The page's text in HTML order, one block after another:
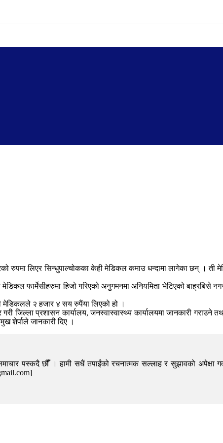
रुपमा लिएर सिन्धुपाल्चोकका केही मेडिकल कमाउ धन्दामा लागेका छन् ।
फार्मेसीहरुमा हिजो गरिएको अनुगमनमा अनियमिता भेटिएको बाह्रबिसे
मेडिकलले २ हजार ४ सय रुपैंया लिएको हो ।
जिल्ला प्रशासन कार्यालय, जनस्वास्वास्थ्य कार्यालयमा जानकारी
शेर्पाले जानकारी दिए ।
पस्कदै छौँँ । हामी सधैं तपाईंको रचनात्मक सल्लाह र सुझावको अपेक्षा